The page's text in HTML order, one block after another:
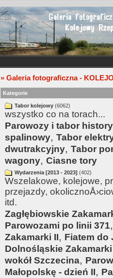
» Galeria fotograficzna -
Kategorie
Tabor kolejowy (6062)
wszystko co na torach...
Parowozy i tabor
spalinowy, Tabor
dwutrakcyjny, Tabor
wagony, Ciasne tory
Wydarzenia [2013 - 2023] (402)
Wszelakowe, kolejowe,
przejazdy,
itd.
Zagłębiowskie
Parowozami po linii 371
Zakamarki II, Fiatem do
Dolnośląskie Zakamarki
wokół Szczecina,
Małopolskę - dzień II,